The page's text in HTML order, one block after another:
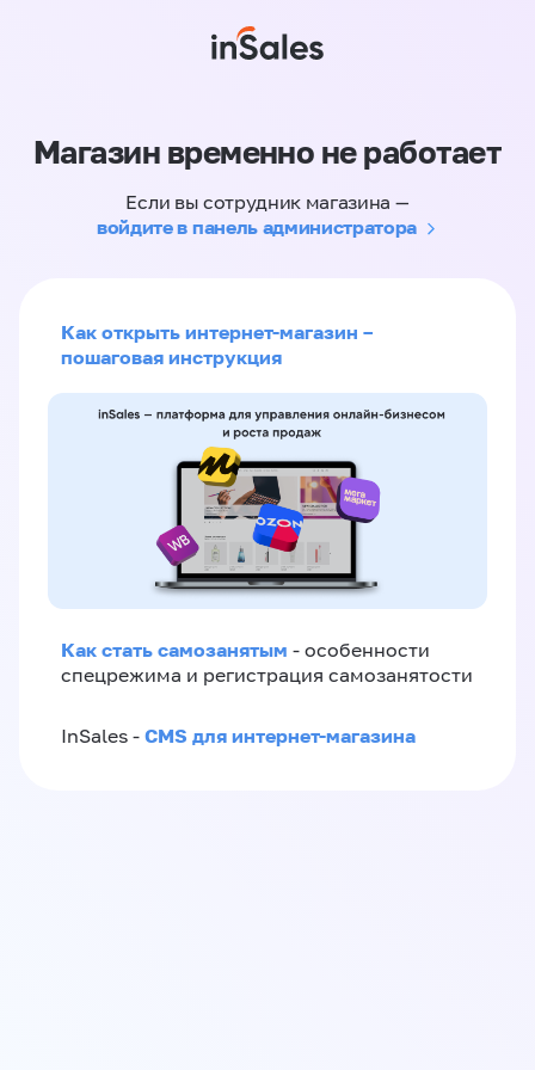
Магазин временно не работает
Если вы сотрудник магазина —
войдите в панель администратора
Как открыть интернет-магазин –
пошаговая инструкция
Как стать самозанятым - особенности
спецрежима и регистрация самозанятости
InSales - CMS для интернет-магазина